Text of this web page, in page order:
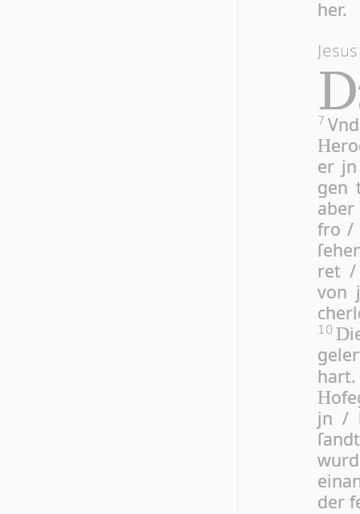
her.
D
7
H
er
gen
aber
fro /
ret /
von
10 D
H
jn /
der